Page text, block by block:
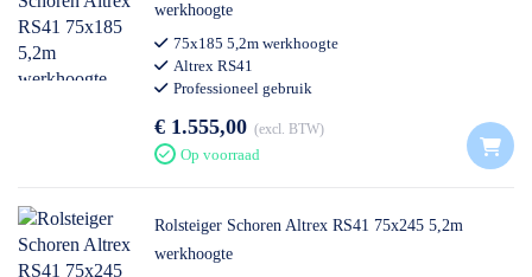
werkhoogte
75x185 5,2m werkhoogte
Altrex RS41
Professioneel gebruik
€ 1.555,00 excl. BTW
Op voorraad
Rolsteiger Schoren Altrex RS41 75x245 5,2m
werkhoogte